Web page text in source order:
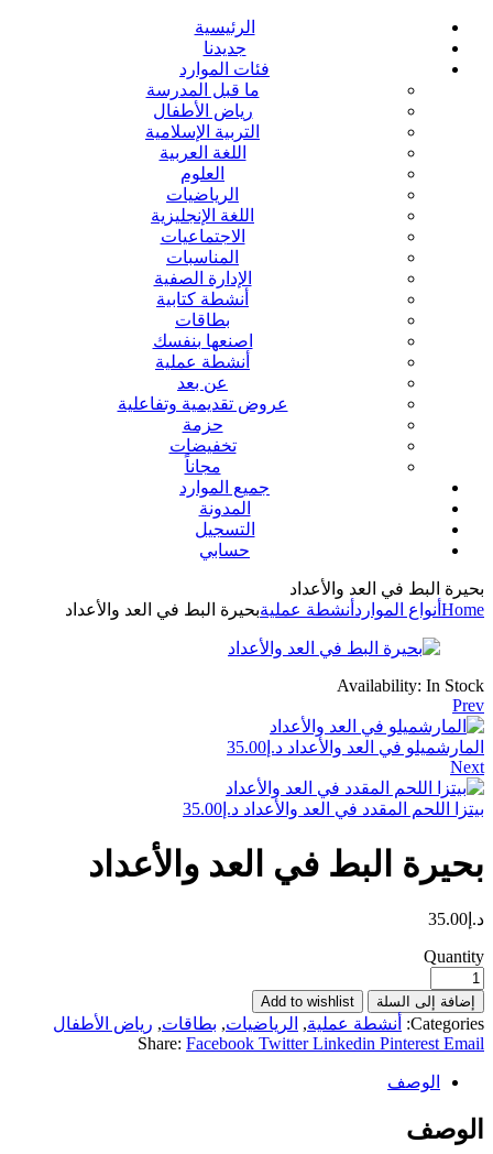
الرئيسية
جديدنا
فئات الموارد
ما قبل المدرسة
رياض الأطفال
التربية الإسلامية
اللغة العربية
العلوم
الرياضيات
اللغة الإنجليزية
الاجتماعيات
المناسبات
الإدارة الصفية
أنشطة كتابية
بطاقات
اصنعها بنفسك
أنشطة عملية
عن بعد
عروض تقديمية وتفاعلية
حزمة
تخفيضات
مجاناً
جميع الموارد
المدونة
التسجيل
حسابي
بحيرة البط في العد والأعداد
Home أنواع الموارد أنشطة عمليةبحيرة البط في العد والأعداد
Availability: In Stock
Prev
المارشميلو في العد والأعداد د.إ 35.00
Next
بيتزا اللحم المقدد في العد والأعداد د.إ 35.00
بحيرة البط في العد والأعداد
د.إ 35.00
Quantity
إضافة إلى السلة Add to wishlist
Categories: أنشطة عملية, الرياضيات, بطاقات, رياض الأطفال
Share: Facebook Twitter Linkedin Pinterest Email
الوصف
الوصف